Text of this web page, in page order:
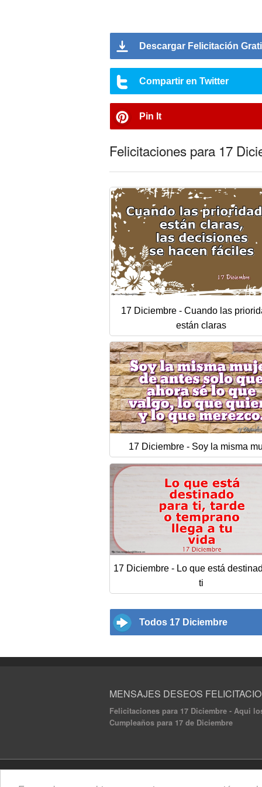
Descargar Felicitación
Compartir en Twitter
Pin It
Felicitaciones para 17
17 Diciembre - Cuando las
están claras
17 Diciembre - Soy la misma
17 Diciembre - Lo que está
ti
Todos 17 Diciembre
MENSAJES DESEOS
Felicitaciones para 17 Diciembre - Aqui
Cumpleaños para 17 de Diciembre